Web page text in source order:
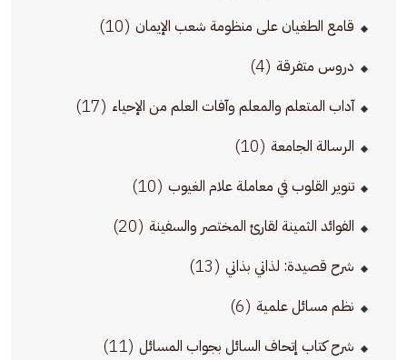
قامع الطغيان على منظومة شعب الإيمان (10)
دروس متفرقة (4)
آداب المتعلم والمعلم وآفات العلم من الإحياء (17)
الرسالة الجامعة (10)
تنوير القلوب في معاملة علام الغيوب (10)
الفوائد الثمينة لقارئ المختصر والسفينة (20)
شرح قصيدة: لذاتي بذاتي (13)
نظم مسائل علمية (6)
شرح كتاب إتحاف السائل بجواب المسائل (11)